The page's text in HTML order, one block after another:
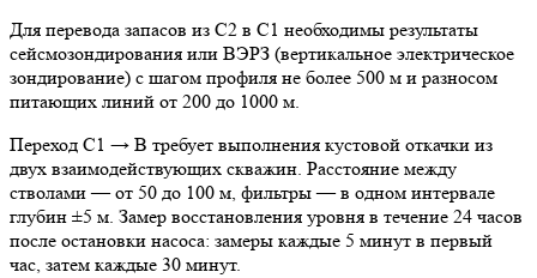
Для перевода запасов из C2 в C1 необходимы результаты
сейсмозондирования или ВЭРЗ (вертикальное электрическое
зондирование) с шагом профиля не более 500 м и разносом
питающих линий от 200 до 1000 м.
Переход C1 → B требует выполнения кустовой откачки из
двух взаимодействующих скважин. Расстояние между
стволами — от 50 до 100 м, фильтры — в одном интервале
глубин ±5 м. Замер восстановления уровня в течение 24 часов
после остановки насоса: замеры каждые 5 минут в первый
час, затем каждые 30 минут.